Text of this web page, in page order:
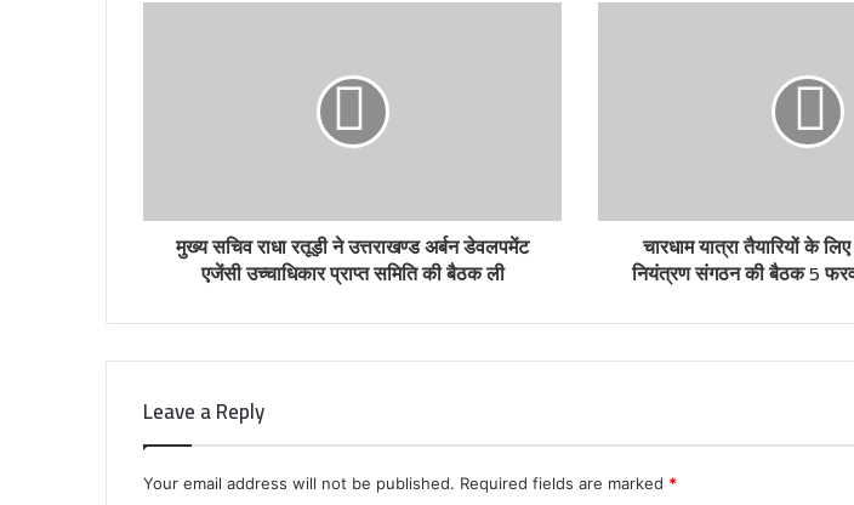
मुख्य सचिव राधा रतूड़ी ने उत्तराखण्ड अर्बन डेवलपमेंट
एजेंसी उच्चाधिकार प्राप्त समिति की बैठक ली
चारधाम यात्रा तैयारियों के
नियंत्रण संगठन की बैठक 5
Leave a Reply
Your email address will not be published. Required fields are marked *